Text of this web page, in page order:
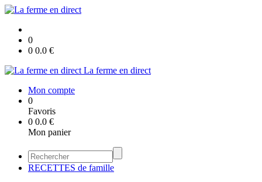
0
0 0.0 €
La ferme en direct
Mon compte
0
Favoris
0 0.0 €
Mon panier
RECETTES de famille